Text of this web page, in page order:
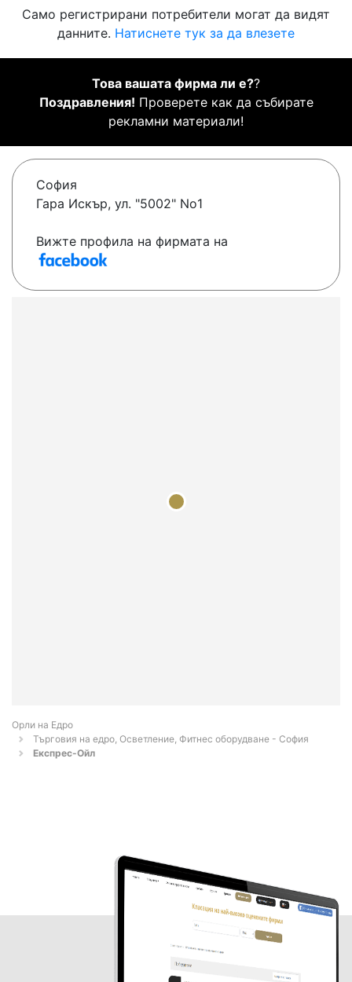
Само регистрирани потребители могат да видят
данните. Натиснете тук за да влезете
Това вашата фирма ли е??
Поздравления! Проверете как да събирате
рекламни материали!
София
Гара Искър, ул. "5002" No1
Вижте профила на фирмата на
Орли на Едро
Търговия на едро, Осветление, Фитнес оборудване - София
Експрес-Ойл